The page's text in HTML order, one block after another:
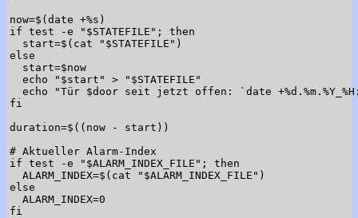
now=$(date +%s)
if test -e "$STATEFILE"; then
  start=$(cat "$STATEFILE")
else
  start=$now
  echo "$start" > "$STATEFILE"
echo "Tür $door seit jetzt offen: `date
fi
duration=$((now - start))
# Aktueller Alarm-Index
if test -e "$ALARM_INDEX_FILE"; then
  ALARM_INDEX=$(cat "$ALARM_INDEX_FILE")
else
  ALARM_INDEX=0
fi